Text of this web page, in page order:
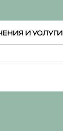
И УСЛУГИ